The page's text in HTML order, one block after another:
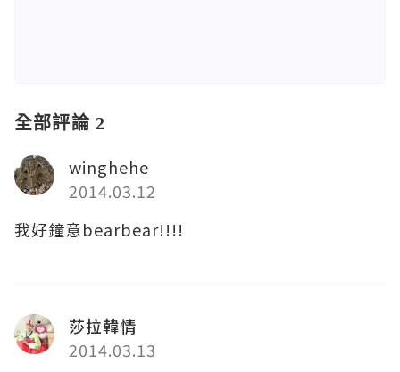
全部評論 2
winghehe
2014.03.12
我好鐘意bearbear!!!!
莎拉韓情
2014.03.13